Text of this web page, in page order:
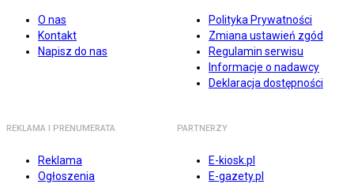
O nas
Kontakt
Napisz do nas
Polityka Prywatności
Zmiana ustawień zgód
Regulamin serwisu
Informacje o nadawcy
Deklaracja dostępności
REKLAMA I PRENUMERATA
Reklama
Ogłoszenia
PARTNERZY
E-kiosk.pl
E-gazety.pl